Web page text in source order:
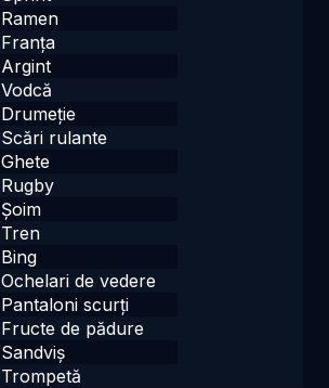
Ramen
Franța
Argint
Vodcă
Drumeție
Scări rulante
Ghete
Rugby
Șoim
Tren
Bing
Ochelari de vedere
Pantaloni scurți
Fructe de pădure
Sandviș
Trompetă